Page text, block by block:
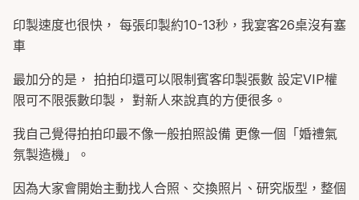
印製速度也很快， 每張印製約10-13秒，我宴客26桌沒有塞
車
最加分的是， 拍拍印還可以限制賓客印製張數 設定VIP權
限可不限張數印製， 對新人來說真的方便很多。
我自己覺得拍拍印最不像一般拍照設備 更像一個「婚禮氣
氛製造機」。
因為大家會開始主動找人合照、交換照片、研究版型，整個